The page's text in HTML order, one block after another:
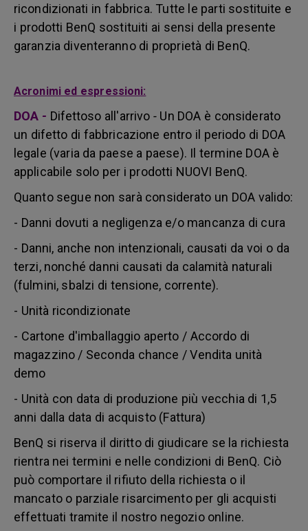
ricondizionati in fabbrica. Tutte le parti sostituite e
i prodotti BenQ sostituiti ai sensi della presente
garanzia diventeranno di proprietà di BenQ.
Acronimi ed espressioni:
DOA - Difettoso all'arrivo - Un DOA è considerato
un difetto di fabbricazione entro il periodo di DOA
legale (varia da paese a paese). Il termine DOA è
applicabile solo per i prodotti NUOVI BenQ.
Quanto segue non sarà considerato un DOA valido:
- Danni dovuti a negligenza e/o mancanza di cura
- Danni, anche non intenzionali, causati da voi o da
terzi, nonché danni causati da calamità naturali
(fulmini, sbalzi di tensione, corrente).
- Unità ricondizionate
- Cartone d'imballaggio aperto / Accordo di
magazzino / Seconda chance / Vendita unità
demo
- Unità con data di produzione più vecchia di 1,5
anni dalla data di acquisto (Fattura)
BenQ si riserva il diritto di giudicare se la richiesta
rientra nei termini e nelle condizioni di BenQ. Ciò
può comportare il rifiuto della richiesta o il
mancato o parziale risarcimento per gli acquisti
effettuati tramite il nostro negozio online.